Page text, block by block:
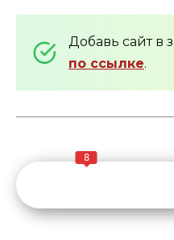
Добавь сайт в
по ссылке.
8